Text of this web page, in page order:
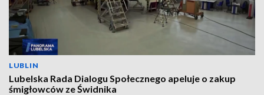
LUBLIN
Lubelska Rada Dialogu Społecznego apeluje o zakup
śmigłowców ze Świdnika